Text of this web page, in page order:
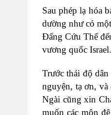
Sau phép lạ hóa
dường như có
Đấng Cứu Thế
vương quốc Israel.
Trước thái độ
nguyện, tạ ơn,
Ngài cũng xin
muốn các môn